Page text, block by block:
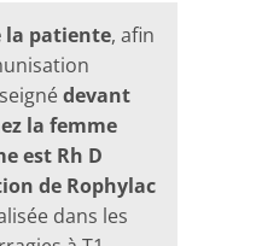
la patiente, afin
devant
la femme
est Rh D
de Rophylac
dans les